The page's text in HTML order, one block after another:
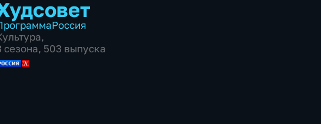
Россия
,
сезона, 503 выпуска